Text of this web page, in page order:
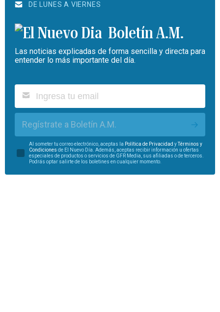
DE LUNES A VIERNES
Boletín A.M.
Las noticias explicadas de forma sencilla y directa para
entender lo más importante del día.
Regístrate a Boletín A.M.
Al someter tu correo electrónico, aceptas la Política de Privacidad y
Términos y
Condiciones de El Nuevo Día. Además, aceptas recibir información u ofertas
especiales de productos o servicios de GFR Media, sus afiliadas o de terceros.
Podrás optar salirte de los boletines en cualquier momento.